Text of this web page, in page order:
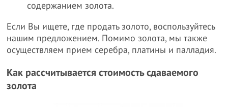
содержанием золота.
Если Вы ищете, где продать золото, воспользуйтесь
нашим предложением. Помимо золота, мы также
осуществляем прием серебра, платины и палладия.
Как рассчитывается стоимость сдаваемого
золота